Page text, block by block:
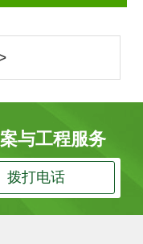
与工程服务
拨打电话